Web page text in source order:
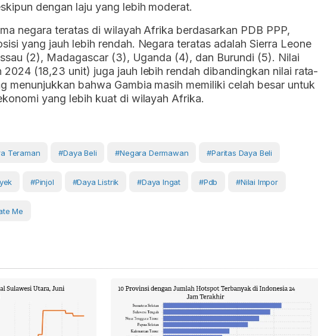
dengan laju yang lebih moderat.
negara teratas di wilayah Afrika berdasarkan PDB PPP,
yang jauh lebih rendah. Negara teratas adalah Sierra Leone
(2), Madagascar (3), Uganda (4), dan Burundi (5). Nilai
2024 (18,23 unit) juga jauh lebih rendah dibandingkan nilai rata-
menunjukkan bahwa Gambia masih memiliki celah besar untuk
yang lebih kuat di wilayah Afrika.
Teraman #Daya Beli #negara Dermawan #paritas Daya Beli
#pinjol #daya Listrik #daya Ingat #pdb #Nilai Impor
Me